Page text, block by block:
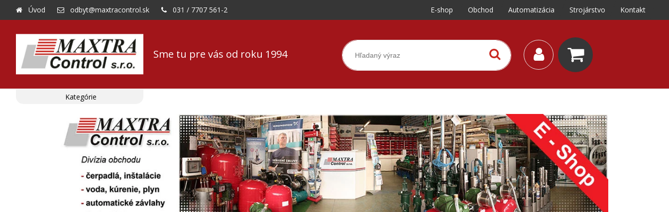
Sme tu pre vás od roku 1994
Úvod odbyt@maxtracontrol.sk 031 / 7707 561-2 E-shop Obchod Automatizácia Strojárstvo Kontakt
Kategórie